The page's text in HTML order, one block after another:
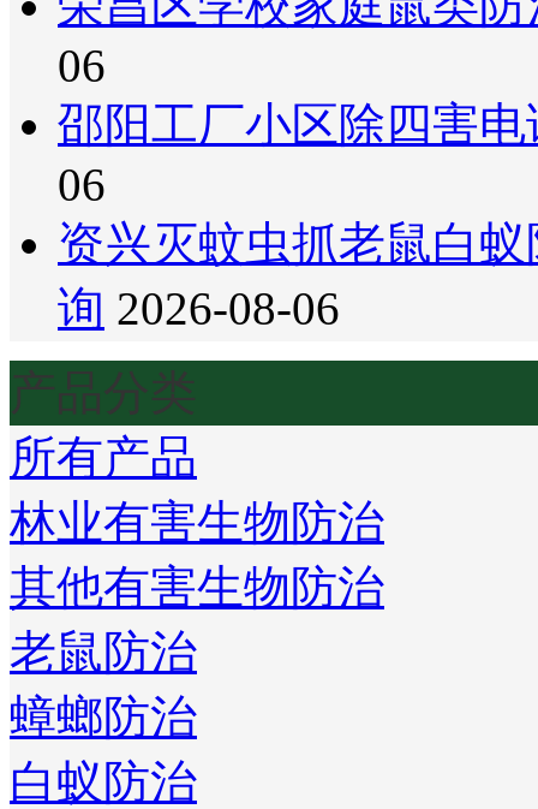
06
邵阳工厂小区除四害
06
资兴灭蚊虫抓老鼠白
询 2026-08-06
产品分类
所有产品
林业有害生物防治
其他有害生物防治
老鼠防治
蟑螂防治
白蚁防治